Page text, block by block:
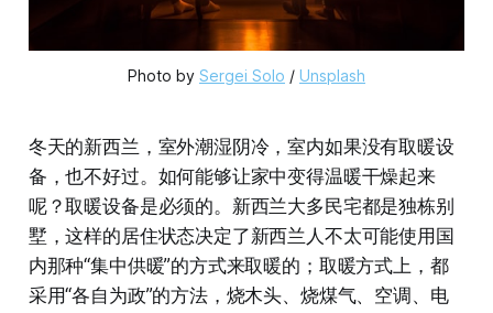
Photo by Sergei Solo / Unsplash
冬天的新西兰，室外潮湿阴冷，室内如果没有取暖设
备，也不好过。如何能够让家中变得温暖干燥起来
呢？取暖设备是必须的。新西兰大多民宅都是独栋别
墅，这样的居住状态决定了新西兰人不太可能使用国
内那种“集中供暖”的方式来取暖的；取暖方式上，都
采用“各自为政”的方法，烧木头、烧煤气、空调、电